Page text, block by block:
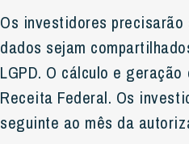
Os investidores
dados sejam
LGPD. O cálculo e
Receita Federal. Os
seguinte ao mês da